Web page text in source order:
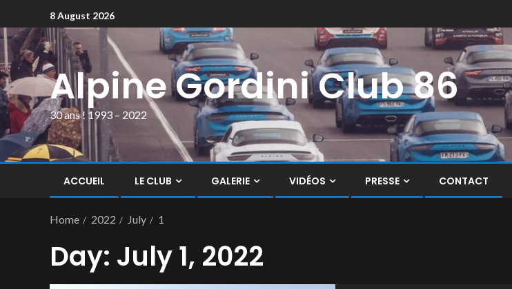
8 August 2026
Alpine Gordini Club 86
30 ans ! 1993 – 2022
ACCUEIL LE CLUB GALERIE VIDÉOS PRESSE CONTACT
Home 2022 July 1
Day: July 1, 2022